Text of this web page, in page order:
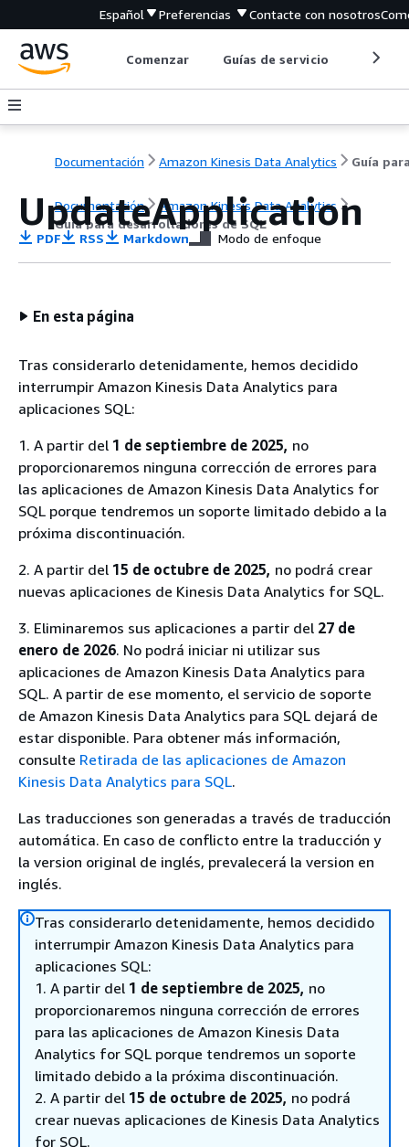
Español Preferencias Contacte con nosotros
Comenzar Guías de servicio
Documentación Amazon Kinesis Data Analytics
Documentación
Amazon Kinesis Data Analytics
Guía para desarrolladores de SQL
UpdateApplication
PDF RSS Markdown Modo de enfoque
En esta página
Tras considerarlo detenidamente, hemos decidido
interrumpir Amazon Kinesis Data Analytics para
aplicaciones SQL:
1. A partir del 1 de septiembre de 2025, no
proporcionaremos ninguna corrección de errores para
las aplicaciones de Amazon Kinesis Data Analytics for
SQL porque tendremos un soporte limitado debido a la
próxima discontinuación.
2. A partir del 15 de octubre de 2025, no podrá crear
nuevas aplicaciones de Kinesis Data Analytics for SQL.
3. Eliminaremos sus aplicaciones a partir del 27 de
enero de 2026. No podrá iniciar ni utilizar sus
aplicaciones de Amazon Kinesis Data Analytics para
SQL. A partir de ese momento, el servicio de soporte
de Amazon Kinesis Data Analytics para SQL dejará de
estar disponible. Para obtener más información,
consulte Retirada de las aplicaciones de Amazon
Kinesis Data Analytics para SQL.
Las traducciones son generadas a través de traducción
automática. En caso de conflicto entre la traducción y
la version original de inglés, prevalecerá la version en
inglés.
Tras considerarlo detenidamente, hemos decidido
interrumpir Amazon Kinesis Data Analytics para
aplicaciones SQL:
1. A partir del 1 de septiembre de 2025, no
proporcionaremos ninguna corrección de errores
para las aplicaciones de Amazon Kinesis Data
Analytics for SQL porque tendremos un soporte
limitado debido a la próxima discontinuación.
2. A partir del 15 de octubre de 2025, no podrá
crear nuevas aplicaciones de Kinesis Data Analytics
for SQL.